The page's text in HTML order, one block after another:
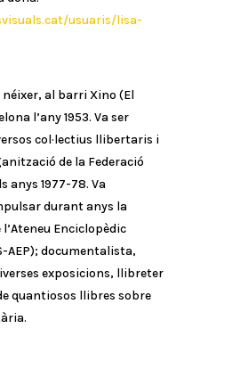
usuaris/lisa-
néixer, al barri Xino (El
l’any 1953. Va ser
col·lectius llibertaris i
de la Federació
anys 1977-78. Va
durant anys la
Enciclopèdic
AEP); documentalista,
exposicions, llibreter
quantiosos llibres sobre